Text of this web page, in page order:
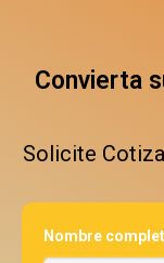
Convierta
Solicite
Nombre